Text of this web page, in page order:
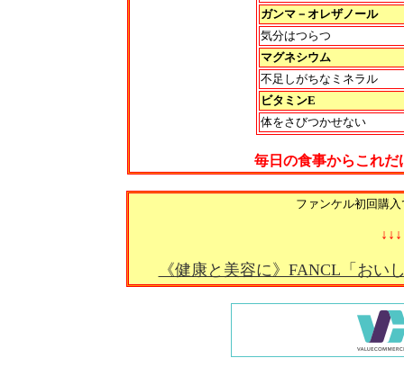
ガンマ－オレザノール
気分はつらつ
マグネシウム
不足しがちなミネラル
ビタミンE
体をさびつかせない
毎日の食事からこれ
ファンケル初回購
《健康と美容に》FANCL「お